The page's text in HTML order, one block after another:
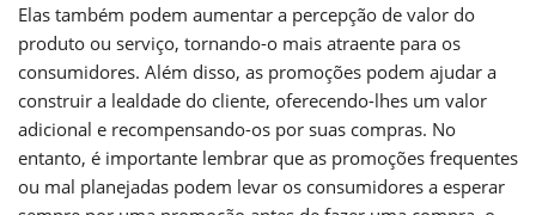
Elas também podem aumentar a percepção de valor do
produto ou serviço, tornando-o mais atraente para os
consumidores. Além disso, as promoções podem ajudar a
construir a lealdade do cliente, oferecendo-lhes um valor
adicional e recompensando-os por suas compras. No
entanto, é importante lembrar que as promoções frequentes
ou mal planejadas podem levar os consumidores a esperar